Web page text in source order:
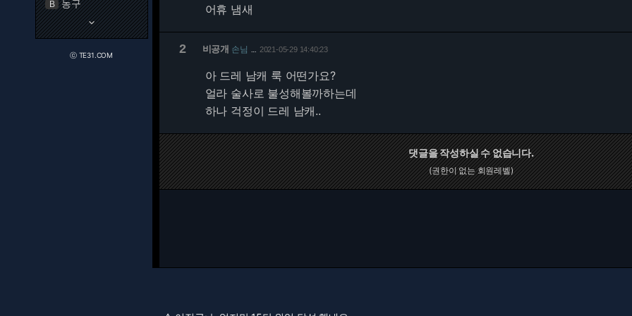
B 농구
keyboard_arrow_down
ⓒ TE31.COM
어휴 냄새
2 비공개 손님 2021-05-29 14:40:23
아 드레 남캐 룩 어떤가요?
얼라 술사로 불성해볼까하는데
하나 걱정이 드레 남캐..
댓글을 작성하실 수 없습니다.
(권한이 없는 회원레벨)